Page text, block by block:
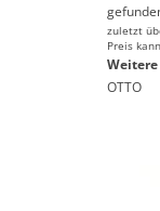
zuletzt
Preis
OTTO